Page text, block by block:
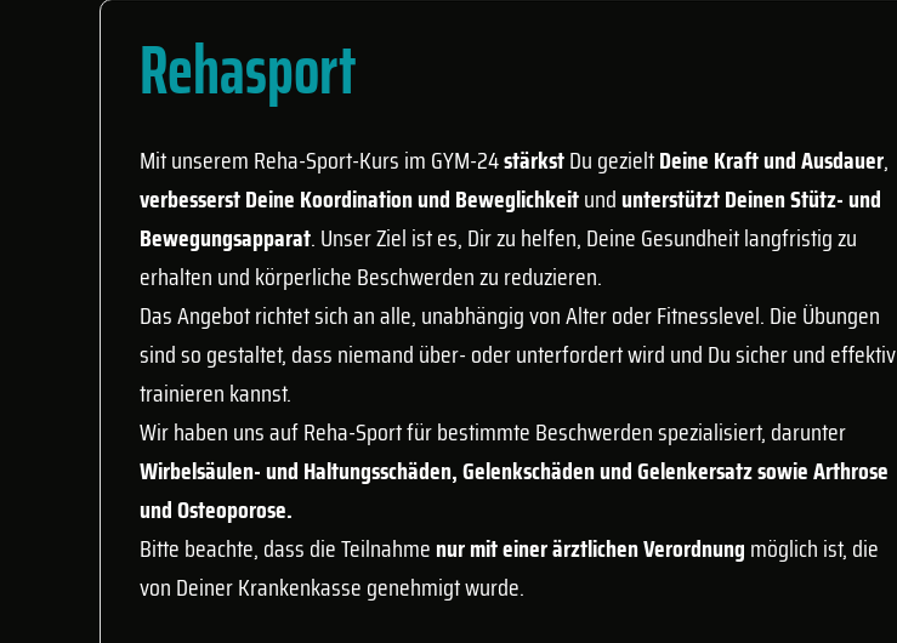
Rehasport
Mit unserem Reha-Sport-Kurs im GYM-24stärkstDu gezieltDeine Kraft und Ausdauer,
verbesserst Deine Koordination und Beweglichkeitundunterstützt Deinen Stütz- und
Bewegungsapparat. Unser Ziel ist es, Dir zu helfen, Deine Gesundheit langfristig zu
erhalten und körperliche Beschwerden zu reduzieren.
Das Angebot richtet sich an alle, unabhängig von Alter oder Fitnesslevel. Die Übungen
sind so gestaltet, dass niemand über- oder unterfordert wird und Du sicher und effektiv
trainieren kannst.
Wir haben uns auf Reha-Sport für bestimmte Beschwerden spezialisiert, darunter
Wirbelsäulen- und Haltungsschäden, Gelenkschäden und Gelenkersatz sowie Arthrose
und Osteoporose.
Bitte beachte, dass die Teilnahmenur mit einer ärztlichen Verordnungmöglich ist, die
von Deiner Krankenkasse genehmigt wurde.